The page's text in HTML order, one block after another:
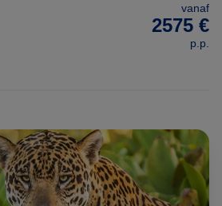
vanaf
2575 €
p.p.